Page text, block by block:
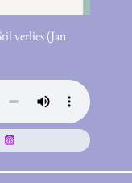
verlies (Jan